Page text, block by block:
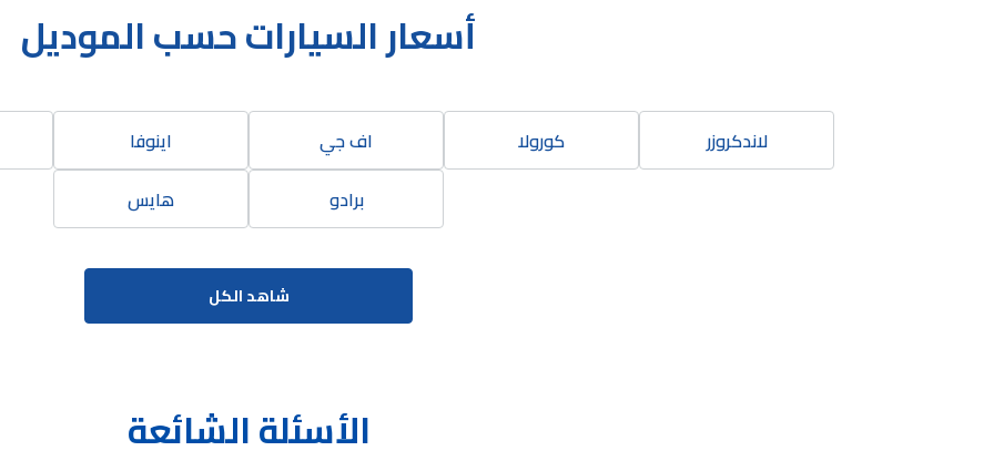
أسعار السيارات حسب الموديل
لاندكروزر كورولا اف جي
اينوفا
برادو
هايس
شاهد الكل
الأسئلة الشائعة